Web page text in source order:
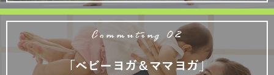
Commuting 02
「ベビーヨガ＆ママヨガ」